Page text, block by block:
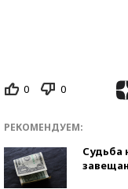
0 0
РЕКОМЕНДУЕМ:
Судьба